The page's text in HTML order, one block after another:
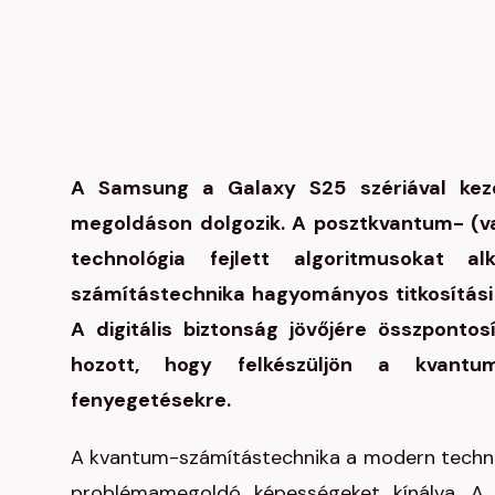
A Samsung a Galaxy S25 szériával
megoldáson dolgozik. A posztkvantum-
technológia fejlett algoritmusokat
számítástechnika hagyományos
A digitális biztonság jövőjére
hozott, hogy felkészüljön a
fenyegetésekre.
A kvantum-számítástechnika a modern